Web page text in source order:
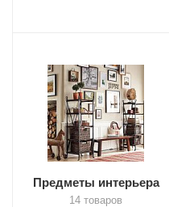
Предметы интерьера
14 товаров